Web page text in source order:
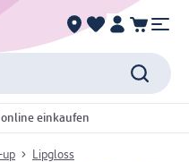
online einkaufen
up Lipgloss